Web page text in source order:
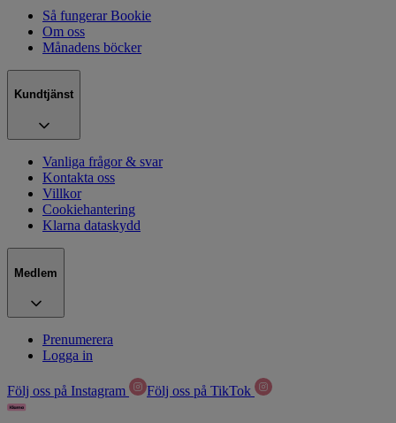
Så fungerar Bookie
Om oss
Månadens böcker
Kundtjänst
Vanliga frågor & svar
Kontakta oss
Villkor
Cookiehantering
Klarna dataskydd
Medlem
Prenumerera
Logga in
Följ oss på Instagram Följ oss på TikTok